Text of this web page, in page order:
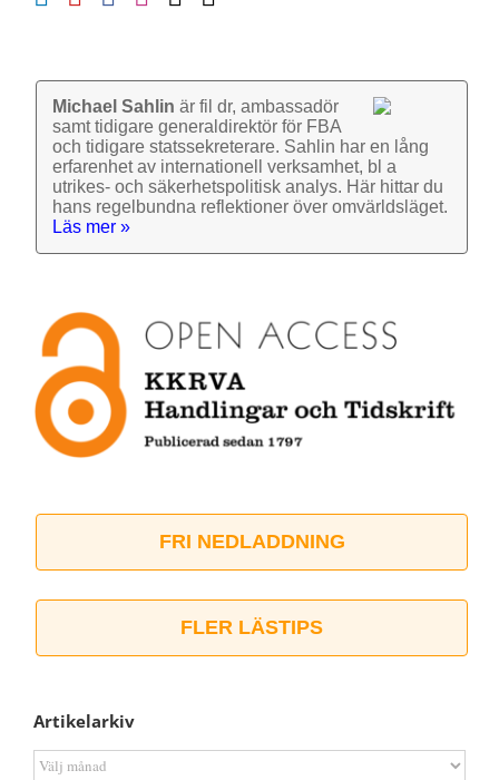
Michael Sahlin är fil dr, ambassadör
samt tidigare general­direktör för FBA
och tidigare stats­sekre­terare. Sahlin har en lång
erfarenhet av inter­nationell verk­samhet, bl a
utrikes- och säkerhets­politisk analys. Här hittar du
hans regel­bundna reflek­tioner över omvärlds­läget.
Läs mer »
FRI NEDLADDNING
FLER LÄSTIPS
Artikelarkiv
Artikelarkiv